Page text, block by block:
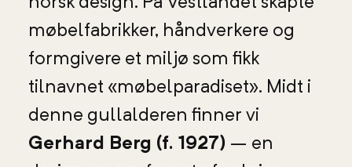
møbelfabrikker, håndverkere og
formgivere et miljø som fikk
tilnavnet «møbelparadiset». Midt i
denne gullalderen finner vi
Gerhard Berg (f. 1927) – en